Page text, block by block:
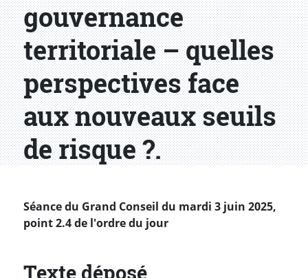
gouvernance
territoriale – quelles
perspectives face
aux nouveaux seuils
de risque ?.
Séance du Grand Conseil du mardi 3 juin 2025,
point 2.4 de l'ordre du jour
Texte déposé